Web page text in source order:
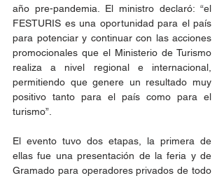
año pre-pandemia. El ministro declaró: “el
FESTURIS es una oportunidad para el país
para potenciar y continuar con las acciones
promocionales que el Ministerio de Turismo
realiza a nivel regional e internacional,
permitiendo que genere un resultado muy
positivo tanto para el país como para el
turismo”.
El evento tuvo dos etapas, la primera de
ellas fue una presentación de la feria y de
Gramado para operadores privados de todo